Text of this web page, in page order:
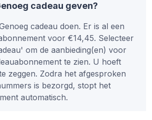
cadeau geven?
cadeau doen. Er is al een
voor €14,45. Selecteer
om de aanbieding(en) voor
te zien. U hoeft
zeggen. Zodra het afgesproken
is bezorgd, stopt het
automatisch.